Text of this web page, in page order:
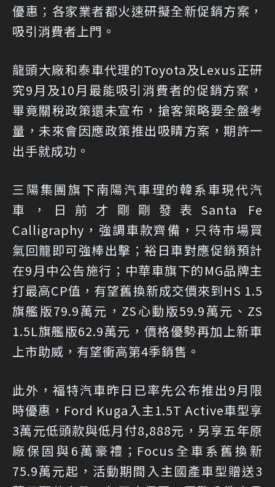
優惠；各家業者都火速研擬全新促銷方案，
吸引消費者上門。
龍頭大廠和泰車代理的Toyota及Lexus正研
究9月及10月最能吸引消費者的促銷方案，
畢竟關稅政策還未宣布，搶客策略要全盤考
量，未來會因應政策推出吸睛方案，期許一
出手就成功。
三陽集團旗下南陽汽車理的韓系車現代汽
車，日前才剛剛發表Santa Fe
Calligraphy，強調車款齊備，只待市場買
氣回籠即可強棒出擊；裕日車對應促銷預計
在9月中公告施行；中華車旗下的MG品牌主
打最高CP值，有望舊換新成交價來到HS 1.5
旗艦版79.9萬元，ZS心動版59.9萬元、ZS
1.5L旗艦版62.9萬元，價格優勢再加上新車
上市助威，有望衝高第4季銷售。
此外，福特汽車昨日已率先公布推出9月限
時優惠，Ford Kuga入主1.5T Active車型享
3萬元低頭款與低月付8,888元，另享五年原
廠保固與6萬豪禮；Focus全車系舊換新
75.9萬元起，活動期間入主國產車型贈送3